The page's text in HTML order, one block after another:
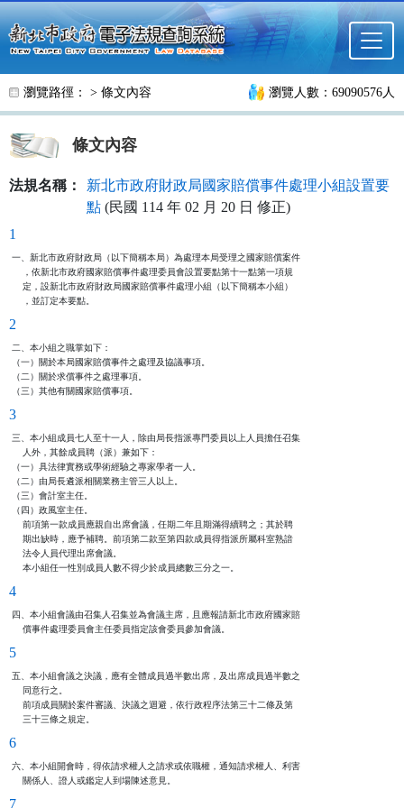
跳至主要內容
瀏覽路徑： > 條文內容 瀏覽人數：69090576人
條文內容
法規名稱：
新北市政府財政局國家賠償事件處理小組設置要
點 (民國 114 年 02 月 20 日 修正)
1
一、新北市政府財政局（以下簡稱本局）為處理本局受理之國家賠償案件
    ，依新北市政府國家賠償事件處理委員會設置要點第十一點第一項規
    定，設新北市政府財政局國家賠償事件處理小組（以下簡稱本小組）
    ，並訂定本要點。
2
二、本小組之職掌如下：
（一）關於本局國家賠償事件之處理及協議事項。
（二）關於求償事件之處理事項。
（三）其他有關國家賠償事項。
3
三、本小組成員七人至十一人，除由局長指派專門委員以上人員擔任召集
    人外，其餘成員聘（派）兼如下：
（一）具法律實務或學術經驗之專家學者一人。
（二）由局長遴派相關業務主管三人以上。
（三）會計室主任。
（四）政風室主任。
    前項第一款成員應親自出席會議，任期二年且期滿得續聘之；其於聘
    期出缺時，應予補聘。前項第二款至第四款成員得指派所屬科室熟諳
    法令人員代理出席會議。
    本小組任一性別成員人數不得少於成員總數三分之一。
4
四、本小組會議由召集人召集並為會議主席，且應報請新北市政府國家賠
    償事件處理委員會主任委員指定該會委員參加會議。
5
五、本小組會議之決議，應有全體成員過半數出席，及出席成員過半數之
    同意行之。
    前項成員關於案件審議、決議之迴避，依行政程序法第三十二條及第
    三十三條之規定。
6
六、本小組開會時，得依請求權人之請求或依職權，通知請求權人、利害
    關係人、證人或鑑定人到場陳述意見。
7